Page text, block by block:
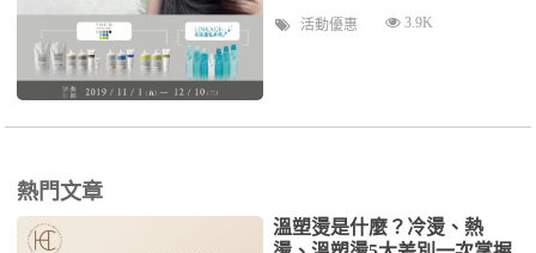
活動優惠 3.9K
熱門文章
溫塑燙是什麼？冷燙、熱